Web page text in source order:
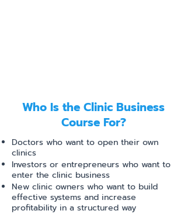
Who Is the Clinic Business
Course For?
Doctors who want to open their own
clinics
Investors or entrepreneurs who want to
enter the clinic business
New clinic owners who want to build
effective systems and increase
profitability in a structured way